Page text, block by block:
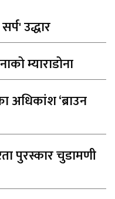
उद्धार
म्याराडोना
अधिकांश ‘ब्राउन
पुरस्कार चुडामणी